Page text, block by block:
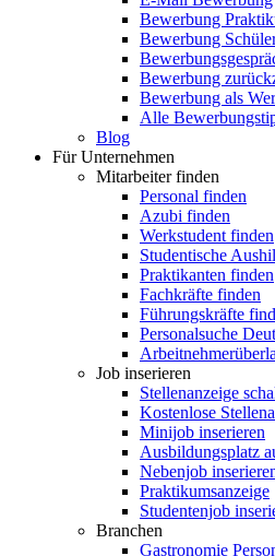
Bewerbung
Bewerbung
Bewerbung
Bewerbung als
Alle
Blog
Für Unternehmen
Mitarbeiter finden
Personal finden
Azubi finden
Werkstudent finden
Studentische
Praktikanten finden
Fachkräfte finden
Führungskräfte
Personalsuche
Job inserieren
Stellenanzeige
Kostenlose
Minijob inserieren
Ausbildungsplatz
Nebenjob
Praktikumsanzeige
Studentenjob
Branchen
Gastronomie